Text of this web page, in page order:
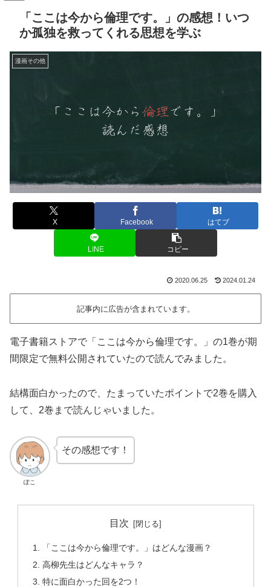
「ここは今から倫理です。」の感想！いつ
か孤独を救ってくれる思想を学ぶ
漫画その他
X Facebook はてブ
LINE コピー
2020.06.25 2024.01.24
記事内に広告が含まれています。
電子書籍ストアで「ここは今から倫理です。」の1巻が期
間限定で無料公開されていたので読んでみました。
結構面白かったので、たまっていたポイントで2巻を購入
して、2巻まで読んじゃいました。
ぽこ
その感想です！
目次
「ここは今から倫理です。」はどんな漫画？
高柳先生はどんなキャラ？
特に面白かった回を2つ！